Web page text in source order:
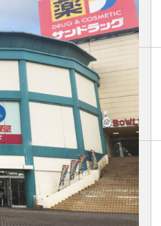
勤務地
勤務曜日
・時間